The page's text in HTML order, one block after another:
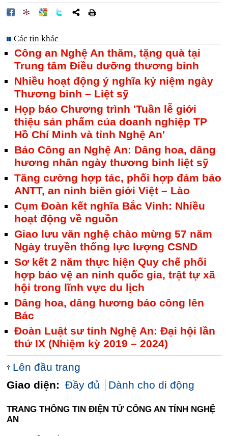
Các tin khác
Công an Nghệ An thăm, tặng quà tại
Trung tâm Điều dưỡng thương binh
Nhiều hoạt động ý nghĩa kỷ niệm ngày
Thương binh – Liệt sỹ
Họp báo Chương trình 'Tuần lễ giới
thiệu sản phẩm của doanh nghiệp TP
Hồ Chí Minh và tỉnh Nghệ An'
Báo Công an Nghệ An: Dâng hoa, dâng
hương nhân ngày thương binh liệt sỹ
Tăng cường hợp tác, phối hợp đảm bảo
ANTT, an ninh biên giới Việt – Lào
Cụm Đoàn kết nghĩa Bắc Vinh: Nhiều
hoạt động về nguồn
Giao lưu văn nghệ chào mừng 57 năm
Ngày truyền thống lực lượng CSND
Sơ kết 2 năm thực hiện Quy chế phối
hợp bảo vệ an ninh quốc gia, trật tự xã
hội trong lĩnh vực du lịch
Dâng hoa, dâng hương báo công lên
Bác
Đoàn Luật sư tỉnh Nghệ An: Đại hội lần
thứ IX (Nhiệm kỳ 2019 – 2024)
Lên đầu trang
Giao diện: Đầy đủ Dành cho di động
TRANG THÔNG TIN ĐIỆN TỬ CÔNG AN TỈNH NGHỆ
AN